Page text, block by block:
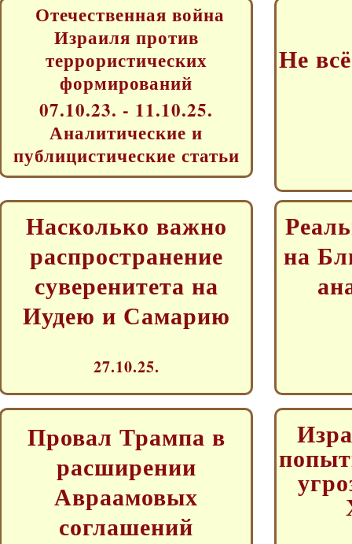
Отечественная война
Израиля против
террористических
формирований
07.10.23. - 11.10.25.
Аналитические и
публицистические статьи
Не
Насколько важно
распространение
суверенитета на
Иудею и Самарию
27.10.25.
на
Провал Трампа в
расширении
Авраамовых
соглашений